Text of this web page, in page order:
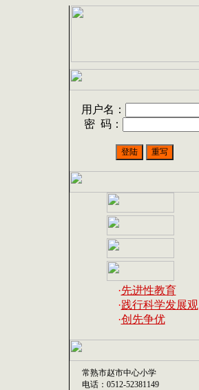
用户名：
密 码：
·先进性教育
·践行科学发展观
·创先争优
常熟市赵市中心小学
电话： 0512-52381149